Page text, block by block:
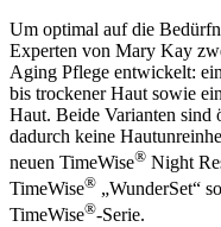
Um optimal auf die
Experten von Mary Kay
Aging Pflege entwickelt:
bis trockener Haut sowie
Haut. Beide Varianten sind
dadurch keine
neuen TimeWise® Night
TimeWise® „WunderSet“
TimeWise®-Serie.